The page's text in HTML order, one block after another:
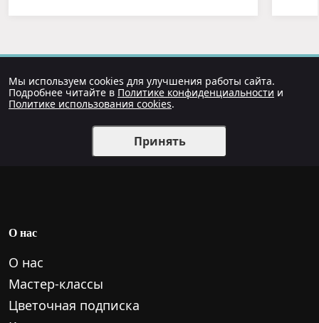
Мы используем cookies для улучшения работы сайта.
Подробнее читайте в Политике конфиденциальности и
Политике использования cookies.
Принять
О нас
О нас
Мастер-классы
Цветочная подписка